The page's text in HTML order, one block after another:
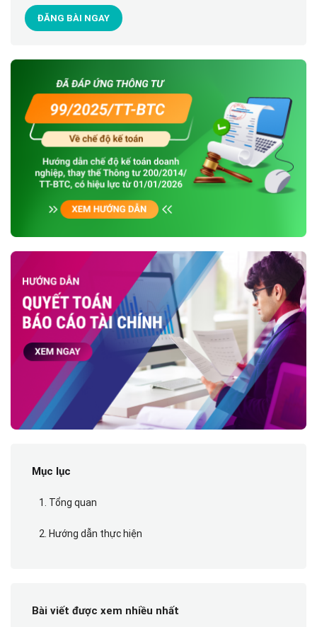
ĐĂNG BÀI NGAY
Mục lục
1. Tổng quan
2. Hướng dẫn thực hiện
Bài viết được xem nhiều nhất